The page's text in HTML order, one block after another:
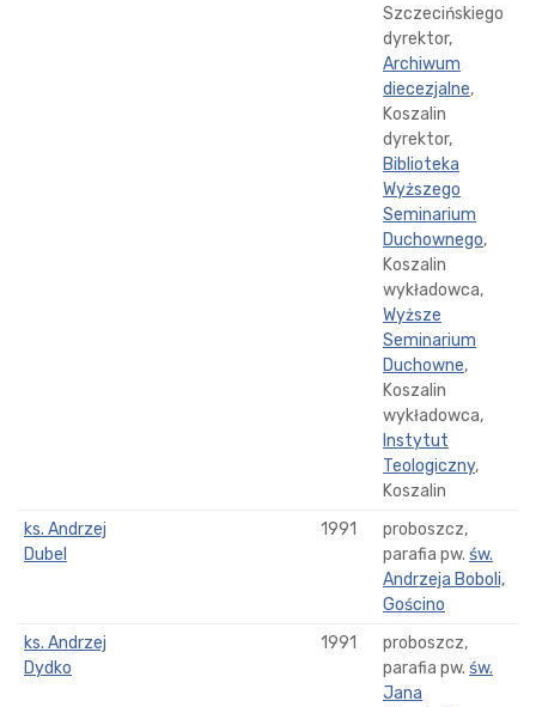
Szczecińskiego
dyrektor,
Archiwum
diecezjalne,
Koszalin
dyrektor,
Biblioteka
Wyższego
Seminarium
Duchownego,
Koszalin
wykładowca,
Wyższe
Seminarium
Duchowne,
Koszalin
wykładowca,
Instytut
Teologiczny,
Koszalin
ks. Andrzej
Dubel
1991
proboszcz,
parafia pw. św.
Andrzeja Boboli,
Gościno
ks. Andrzej
Dydko
1991
proboszcz,
parafia pw. św.
Jana